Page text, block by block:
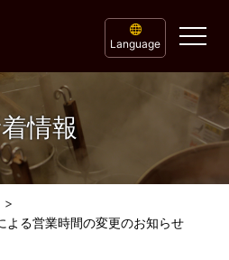
Language
情報
よる営業時間の変更のお知らせ